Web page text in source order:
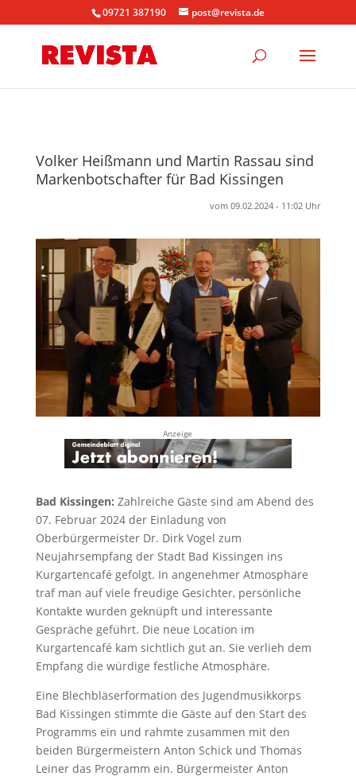
09721 387190 post@revista.de
Volker Heißmann und Martin Rassau sind
Markenbotschafter für Bad Kissingen
vom 09.02.2024 - 11:02 Uhr
Anzeige
Bad Kissingen: Zahlreiche Gäste sind am Abend des
07. Februar 2024 der Einladung von
Oberbürgermeister Dr. Dirk Vogel zum
Neujahrsempfang der Stadt Bad Kissingen ins
Kurgartencafé gefolgt. In angenehmer Atmosphäre
traf man auf viele freudige Gesichter, persönliche
Kontakte wurden geknüpft und interessante
Gespräche geführt. Die neue Location im
Kurgartencafé kam sichtlich gut an. Sie verlieh dem
Empfang die würdige festliche Atmosphäre.
Eine Blechbläserformation des Jugendmusikkorps
Bad Kissingen stimmte die Gäste auf den Start des
Programms ein und rahmte zusammen mit den
beiden Bürgermeistern Anton Schick und Thomas
Leiner das Programm ein. Bürgermeister Anton